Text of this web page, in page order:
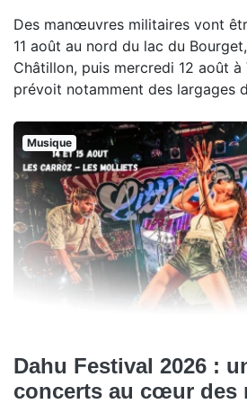
Des manœuvres militaires vont
11 août au nord du lac du
Châtillon, puis mercredi 12 août à
prévoit notamment des largages
Musique
Dahu Festival 2026 :
concerts au cœur des